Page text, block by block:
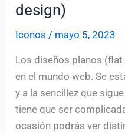
design)
Iconos / mayo 5, 2023
Los diseños planos
en el mundo web. Se
y a la sencillez que
tiene que ser
ocasión podrás ver